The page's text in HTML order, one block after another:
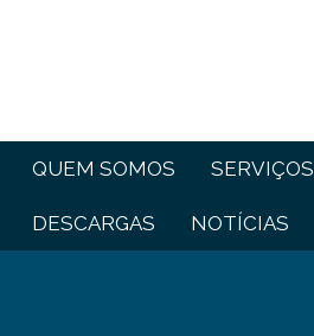
QUEM SOMOS SERVIÇOS
DESCARGAS NOTÍCIAS